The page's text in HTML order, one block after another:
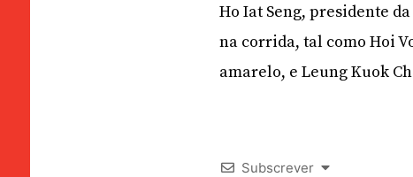
Ho Iat Seng, presidente
na corrida, tal como Hoi
amarelo, e Leung Kuok
Subscrever